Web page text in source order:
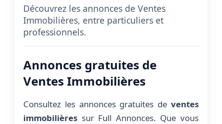
Découvrez les annonces de Ventes
Immobilières, entre particuliers et
professionnels.
Annonces gratuites de
Ventes Immobilières
Consultez les annonces gratuites de ventes
immobilières sur Full Annonces. Que vous